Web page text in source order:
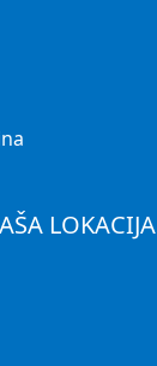
LOKACIJA